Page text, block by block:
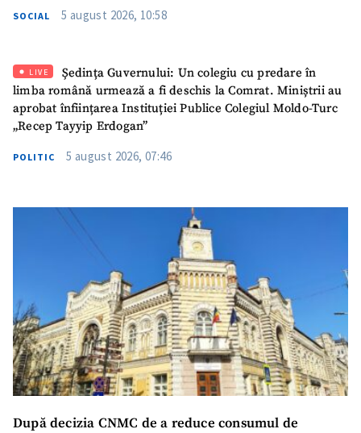
SOCIAL 5 august 2026, 10:58
LIVE
Ședința Guvernului: Un colegiu cu predare în
limba română urmează a fi deschis la Comrat. Miniștrii au
aprobat înființarea Instituției Publice Colegiul Moldo-Turc
„Recep Tayyip Erdogan”
POLITIC 5 august 2026, 07:46
După decizia CNMC de a reduce consumul de